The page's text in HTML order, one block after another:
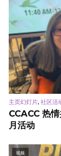
主页幻灯片, 社区活
CCACC 热
月活动
视频